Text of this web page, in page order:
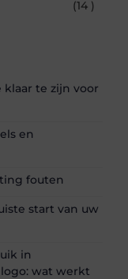
(14 )
te zijn voor
en
fouten
start van uw
in
wat werkt